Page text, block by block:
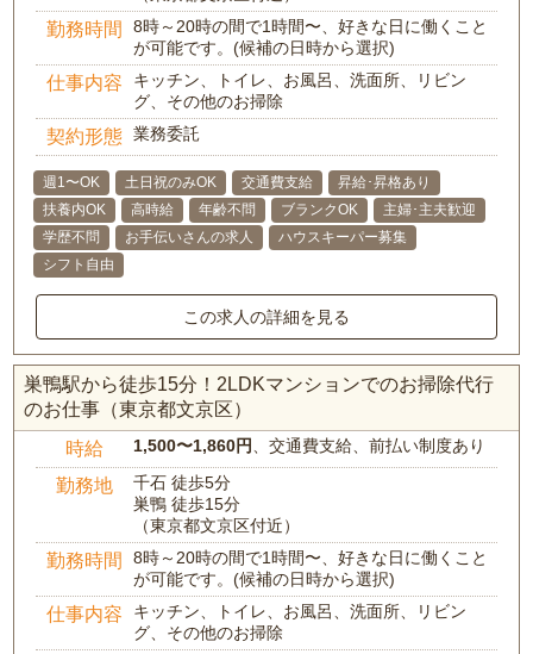
勤務時間
8時～20時の間で1時間〜、好きな日に働くこと
が可能です。(候補の日時から選択)
仕事内容
キッチン、トイレ、お風呂、洗面所、リビン
グ、その他のお掃除
契約形態 業務委託
週1〜OK 土日祝のみOK 交通費支給
昇給･昇格あり
扶養内OK
高時給 年齢不問 ブランクOK
主婦･主夫歓迎
学歴不問
お手伝いさんの求人
ハウスキーパー募集
シフト自由
この求人の詳細を見る
巣鴨駅から徒歩15分！2LDKマンションでのお掃除代行
のお仕事（東京都文京区）
時給 1,500〜1,860円、交通費支給、前払い制度あり
勤務地
千石 徒歩5分
巣鴨 徒歩15分
（東京都文京区付近）
勤務時間
8時～20時の間で1時間〜、好きな日に働くこと
が可能です。(候補の日時から選択)
仕事内容
キッチン、トイレ、お風呂、洗面所、リビン
グ、その他のお掃除